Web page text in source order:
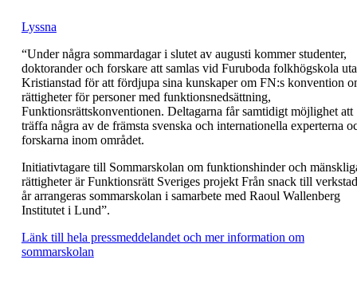
Lyssna
“Under några sommardagar i slutet av augusti kommer studenter,
doktorander och forskare att samlas vid Furuboda folkhögskola
Kristianstad för att fördjupa sina kunskaper om FN:s konvention
rättigheter för personer med funktionsnedsättning,
Funktionsrättskonventionen. Deltagarna får samtidigt möjlighet att
träffa några av de främsta svenska och internationella experterna
forskarna inom området.
Initiativtagare till Sommarskolan om funktionshinder och
rättigheter är Funktionsrätt Sveriges projekt Från snack till
år arrangeras sommarskolan i samarbete med Raoul Wallenberg
Institutet i Lund”.
Länk till hela pressmeddelandet och mer information om
sommarskolan